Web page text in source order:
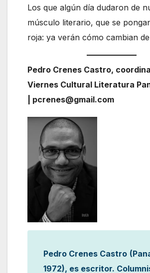
Los que algún día dudaron de
músculo literario, que se
roja: ya verán cómo cambian
Pedro Crenes Castro,
Viernes Cultural Literatura
| pcrenes@gmail.com
Pedro Crenes Castro
1972), es escritor.